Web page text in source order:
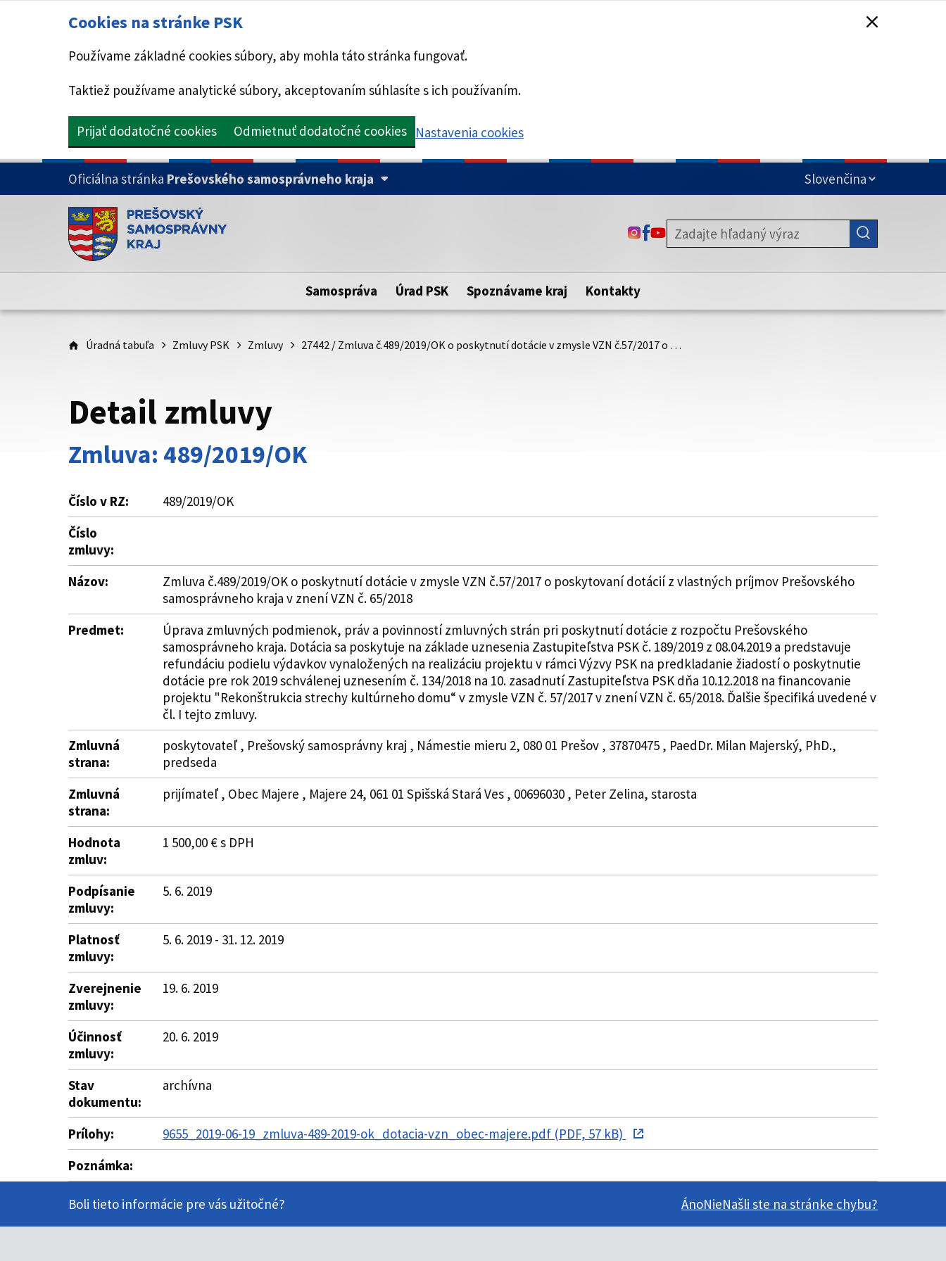
Cookies na stránke PSK
Používame základné cookies súbory, aby mohla táto stránka fungovať.
Taktiež používame analytické súbory, akceptovaním súhlasíte s ich používaním.
Prijať dodatočné cookies Odmietnuť dodatočné cookies Nastavenia cookies
PRESKOČIŤ NA HLAVNÝ OBSAH
Oficiálna stránka Prešovského samosprávneho kraja
Doména psk.sk je oficiálna
Toto je oficiálna webová stránka Prešovského samosprávneho kraja.
Táto stránka je zabezpečená
zabezpečenú webovú stránku. Zabezpečená stránka vždy začína
https:// pred názvom domény webového sídla.
ODKAZ SA OTVORÍ NA NOVEJ KARTE
ODKAZ SA OTVORÍ NA NOVEJ KARTE
ODKAZ SA OTVORÍ NA NOVEJ KARTE
Samospráva Úrad PSK Spoznávame kraj Kontakty
Úradná tabuľa Zmluvy PSK Zmluvy 27442 / Zmluva č.489/2019/OK o poskytnutí dotácie v zmysle VZN č.57/2017 o …
Detail zmluvy
Zmluva: 489/2019/OK
Číslo v RZ:
489/2019/OK
Číslo
zmluvy:
Názov:
Zmluva č.489/2019/OK o poskytnutí dotácie v zmysle VZN č.57/2017 o poskytovaní dotácií z vlastných príjmov Prešovského
samosprávneho kraja v znení VZN č. 65/2018
Predmet:
Úprava zmluvných podmienok, práv a povinností zmluvných strán pri poskytnutí dotácie z rozpočtu Prešovského
samosprávneho kraja. Dotácia sa poskytuje na základe uznesenia Zastupiteľstva PSK č. 189/2019 z 08.04.2019 a predstavuje
refundáciu podielu výdavkov vynaložených na realizáciu projektu v rámci Výzvy PSK na predkladanie žiadostí o poskytnutie
dotácie pre rok 2019 schválenej uznesením č. 134/2018 na 10. zasadnutí Zastupiteľstva PSK dňa 10.12.2018 na financovanie
projektu "Rekonštrukcia strechy kultúrneho domu“ v zmysle VZN č. 57/2017 v znení VZN č. 65/2018. Ďalšie špecifiká uvedené v
čl. I tejto zmluvy.
Zmluvná
strana:
poskytovateľ , Prešovský samosprávny kraj , Námestie mieru 2, 080 01 Prešov , 37870475 , PaedDr. Milan Majerský, PhD.,
predseda
Zmluvná
strana:
prijímateľ , Obec Majere , Majere 24, 061 01 Spišská Stará Ves , 00696030 , Peter Zelina, starosta
Hodnota
zmluv:
1 500,00 € s DPH
Podpísanie
zmluvy:
5. 6. 2019
Platnosť
zmluvy:
5. 6. 2019 - 31. 12. 2019
Zverejnenie
zmluvy:
19. 6. 2019
Účinnosť
zmluvy:
20. 6. 2019
Stav
dokumentu:
archívna
Prílohy:
9655_2019-06-19_zmluva-489-2019-ok_dotacia-vzn_obec-majere.pdf (PDF, 57 kB)
Poznámka:
Boli tieto informácie pre vás užitočné? ÁnoNieNašli ste na stránke chybu?